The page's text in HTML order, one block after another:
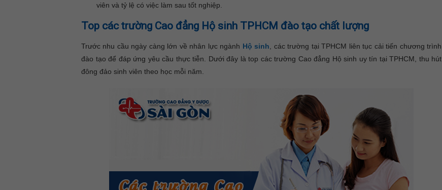
viên và tỷ lệ có việc làm sau tốt nghiệp.
Top các trường Cao đẳng Hộ sinh TPHCM đào tạo chất lượng
Trước nhu cầu ngày càng lớn về nhân lực ngành Hộ sinh , các trường tại TPHCM liên tục cải tiến chương trình
đào tạo để đáp ứng yêu cầu thực tiễn. Dưới đây là top các trường Cao đẳng Hộ sinh uy tín tại TPHCM, thu hút
đông đảo sinh viên theo học mỗi năm.